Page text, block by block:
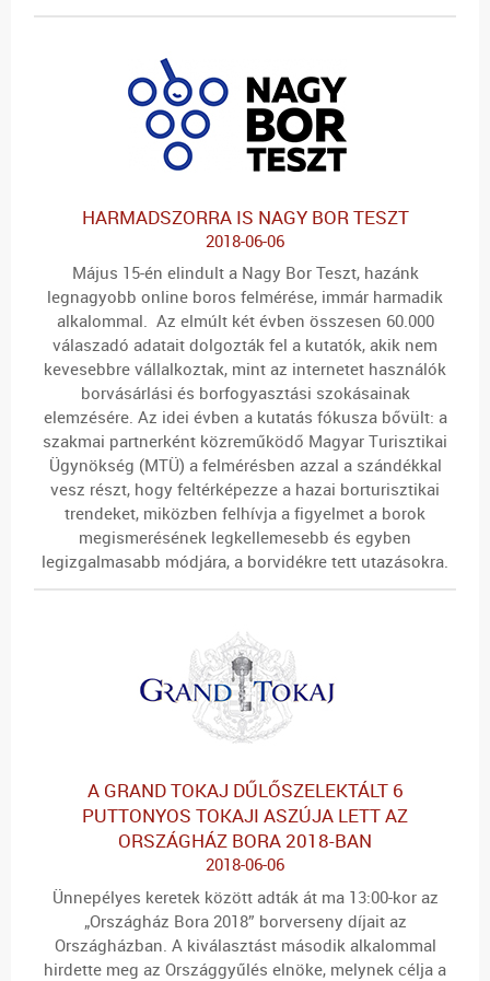
HARMADSZORRA IS NAGY BOR TESZT
2018-06-06
Május 15-én elindult a Nagy Bor Teszt, hazánk
legnagyobb online boros felmérése, immár harmadik
alkalommal. Az elmúlt két évben összesen 60.000
válaszadó adatait dolgozták fel a kutatók, akik nem
kevesebbre vállalkoztak, mint az internetet használók
borvásárlási és borfogyasztási szokásainak
elemzésére. Az idei évben a kutatás fókusza bővült: a
szakmai partnerként közreműködő Magyar Turisztikai
Ügynökség (MTÜ) a felmérésben azzal a szándékkal
vesz részt, hogy feltérképezze a hazai borturisztikai
trendeket, miközben felhívja a figyelmet a borok
megismerésének legkellemesebb és egyben
legizgalmasabb módjára, a borvidékre tett utazásokra.
A GRAND TOKAJ DŰLŐSZELEKTÁLT 6
PUTTONYOS TOKAJI ASZÚJA LETT AZ
ORSZÁGHÁZ BORA 2018-BAN
2018-06-06
Ünnepélyes keretek között adták át ma 13:00-kor az
„Országház Bora 2018” borverseny díjait az
Országházban. A kiválasztást második alkalommal
hirdette meg az Országgyűlés elnöke, melynek célja a